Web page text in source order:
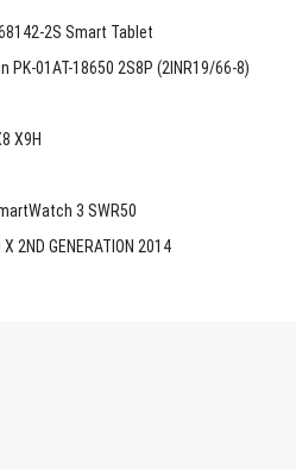
2S Smart Tablet
PK-01AT-18650 2S8P (2INR19/66-8)
X9H
3 SWR50
2ND GENERATION 2014